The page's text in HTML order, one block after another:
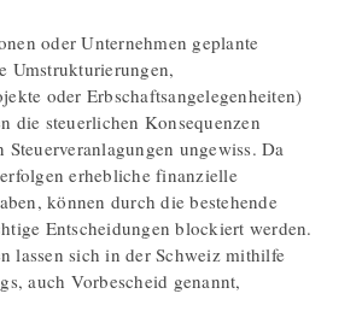
oder Unternehmen geplante
Umstrukturierungen,
oder Erbschaftsangelegenheiten)
die steuerlichen Konsequenzen
ungewiss. Da
erhebliche finanzielle
können durch die bestehende
Entscheidungen blockiert werden.
lassen sich in der Schweiz mithilfe
auch Vorbescheid genannt,